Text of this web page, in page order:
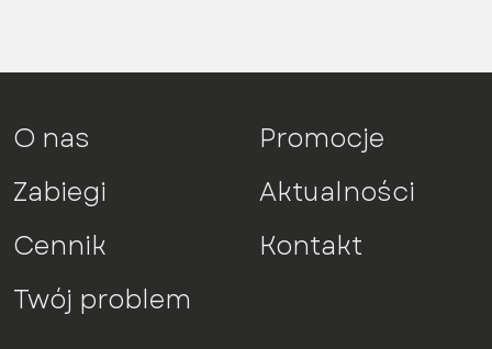
O nas
Zabiegi
Cennik
Twój problem
Promocje
Aktualności
Kontakt